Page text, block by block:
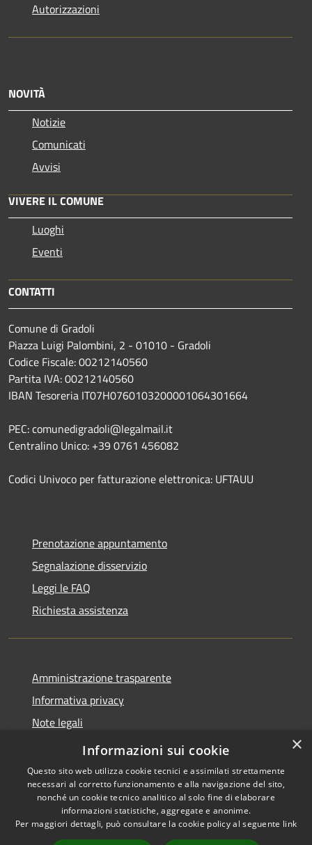
Autorizzazioni
NOVITÀ
Notizie
Comunicati
Avvisi
VIVERE IL COMUNE
Luoghi
Eventi
CONTATTI
Comune di Gradoli
Piazza Luigi Palombini, 2 - 01010 - Gradoli
Codice Fiscale: 00212140560
Partita IVA: 00212140560
IBAN Tesoreria IT07H0760103200001064301664
PEC: comunedigradoli@legalmail.it
Centralino Unico: +39 0761 456082
Codici Univoco per fatturazione elettronica: UFTAUU
Prenotazione appuntamento
Segnalazione disservizio
Leggi le FAQ
Richiesta assistenza
Amministrazione trasparente
Informativa privacy
Note legali
Dichiarazione di accessibilità
Accessibilità
Copyright © 2026 • Comune di
Gradoli • Powered by
×
Informazioni sui cookie
Questo sito web utilizza cookie tecnici e assimilati strettamente
necessari al corretto funzionamento e alla navigazione del sito,
nonché un cookie tecnico analitico al solo fine di elaborare
informazioni statistiche, aggregate e anonime.
Per maggiori dettagli, può consultare la cookie policy al seguente link